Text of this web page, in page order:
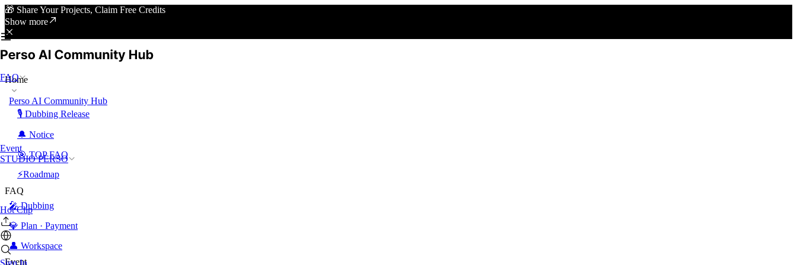
🎁 Share Your Projects, Claim Free Credits
Show more
FAQ
Event
STUDIO PERSO
Hot Clip
Sign In
Home
Perso AI Community Hub
🎙️ Dubbing Release
🔔 Notice
🎯 TOP FAQ
⚡Roadmap
FAQ
🎤 Dubbing
💎 Plan · Payment
👤 Workspace
Event